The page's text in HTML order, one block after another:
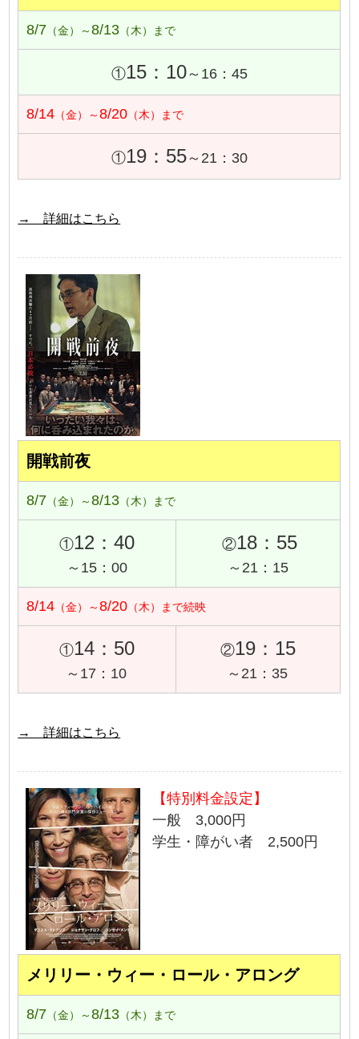
8/7 （金）～8/13 （木）まで
①15：10～16：45
8/14 （金）～8/20 （木）まで
①19：55～21：30
→ 詳細はこちら
開戦前夜
8/7 （金）～8/13 （木）まで
①12：40
～15：00
②18：55
～21：15
8/14 （金）～8/20 （木）まで続映
①14：50
～17：10
②19：15
～21：35
→ 詳細はこちら
【特別料金設定】
一般 3,000円
学生・障がい者 2,500円
メリリー・ウィー・ロール・アロング
8/7 （金）～8/13 （木）まで